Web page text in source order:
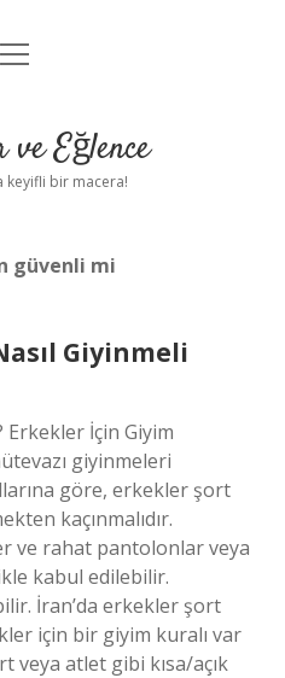
Uyarı
menüyü
ve Eğlence
keyifli bir macera!
güvenli mi
Giyinmeli
İçin Giyim
giyinmeleri
göre, erkekler şort
kaçınmalıdır.
ve rahat pantolonlar veya
kabul edilebilir.
İran’da erkekler şort
için bir giyim kuralı var
veya atlet gibi kısa/açık